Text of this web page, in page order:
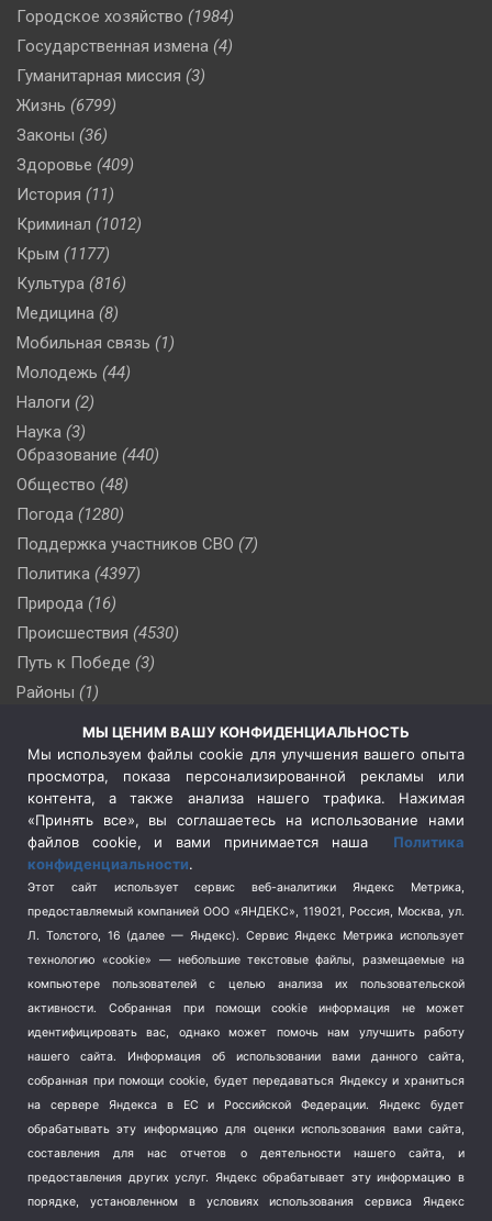
Городское хозяйство (1984)
Государственная измена (4)
Гуманитарная миссия (3)
Жизнь (6799)
Законы (36)
Здоровье (409)
История (11)
Криминал (1012)
Крым (1177)
Культура (816)
Медицина (8)
Мобильная связь (1)
Молодежь (44)
Налоги (2)
Наука (3)
Образование (440)
Общество (48)
Погода (1280)
Поддержка участников СВО (7)
Политика (4397)
Природа (16)
Происшествия (4530)
Путь к Победе (3)
Районы (1)
(510)
Сельское хозяйство (3)
Социальная политика
(3)
Спецоперация в Украине
Спецоперация на Украине
(404)
Спорт (740)
Терроризм (1)
Транспорт (262)
Туризм (178)
Школа и спорт (2)
Экология (8)
Экономика (1172)
МЫ ЦЕНИМ ВАШУ КОНФИДЕНЦИАЛЬНОСТЬ
Мы используем файлы cookie для улучшения вашего опыта
просмотра, показа персонализированной рекламы или
контента, а также анализа нашего трафика. Нажимая
«Принять все», вы соглашаетесь на использование нами
файлов cookie, и вами принимается наша Политика
конфиденциальности.
Этот сайт использует сервис веб-аналитики Яндекс Метрика,
предоставляемый компанией ООО «ЯНДЕКС», 119021, Россия, Москва, ул.
Л. Толстого, 16 (далее — Яндекс). Сервис Яндекс Метрика использует
технологию «cookie» — небольшие текстовые файлы, размещаемые на
компьютере пользователей с целью анализа их пользовательской
активности.
Собранная при помощи cookie информация не может
идентифицировать вас, однако может помочь нам улучшить работу
нашего сайта. Информация об использовании вами данного сайта,
собранная при помощи cookie, будет передаваться Яндексу и храниться
на сервере Яндекса в ЕС и Российской Федерации. Яндекс будет
обрабатывать эту информацию для оценки использования вами сайта,
составления для нас отчетов о деятельности нашего сайта, и
предоставления других услуг. Яндекс обрабатывает эту информацию в
порядке, установленном в условиях использования сервиса Яндекс